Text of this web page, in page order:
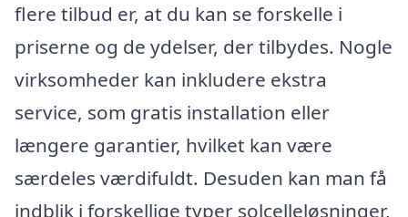
flere tilbud er, at du kan se forskelle i
priserne og de ydelser, der tilbydes. Nogle
virksomheder kan inkludere ekstra
service, som gratis installation eller
længere garantier, hvilket kan være
særdeles værdifuldt. Desuden kan man få
indblik i forskellige typer solcelleløsninger,